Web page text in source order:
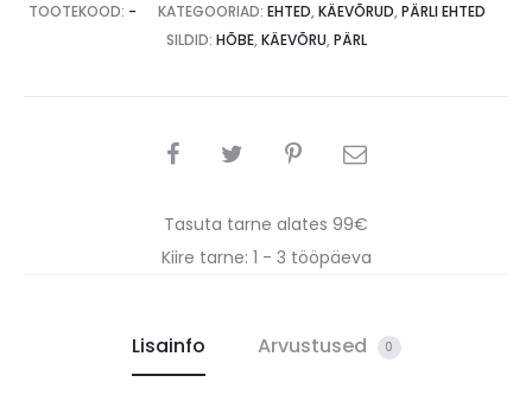
TOOTEKOOD: - KATEGOORIAD: EHTED, KÄEVÕRUD, PÄRLI EHTED
SILDID: HÕBE, KÄEVÕRU, PÄRL
SHARE
Tasuta tarne alates 99€
Kiire tarne: 1 - 3 tööpäeva
Lisainfo Arvustused 0